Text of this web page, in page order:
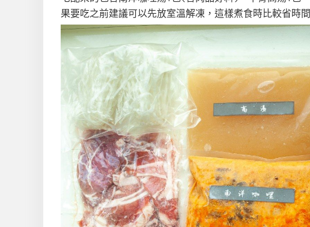
果要吃之前建議可以先放室溫解凍，這樣煮食時比較省時間